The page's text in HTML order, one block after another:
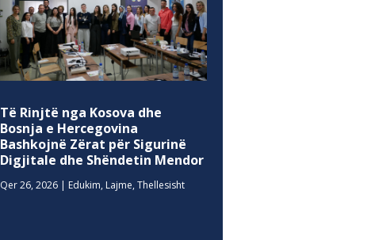
Të Rinjtë nga Kosova dhe
Bosnja e Hercegovina
Bashkojnë Zërat për Sigurinë
Digjitale dhe Shëndetin Mendor
Qer 26, 2026 | Edukim, Lajme,Thellesisht